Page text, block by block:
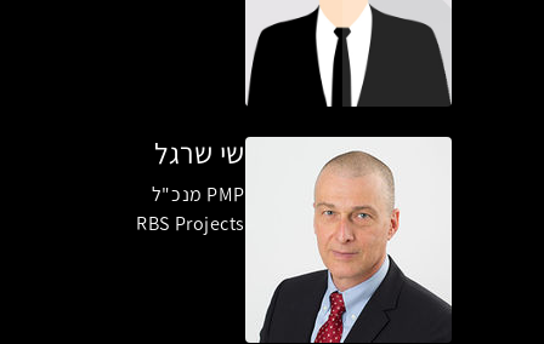
שי שרגל
PMP מנכ"ל
RBS Projects